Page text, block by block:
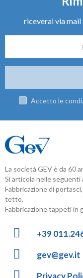
riceverai via
Accetto le
La società GEV è da 60
Si articola nelle
Fabbricazione di
tetto.
Fabbricazione tappeti in
+39
gev@gev.it
Privacy